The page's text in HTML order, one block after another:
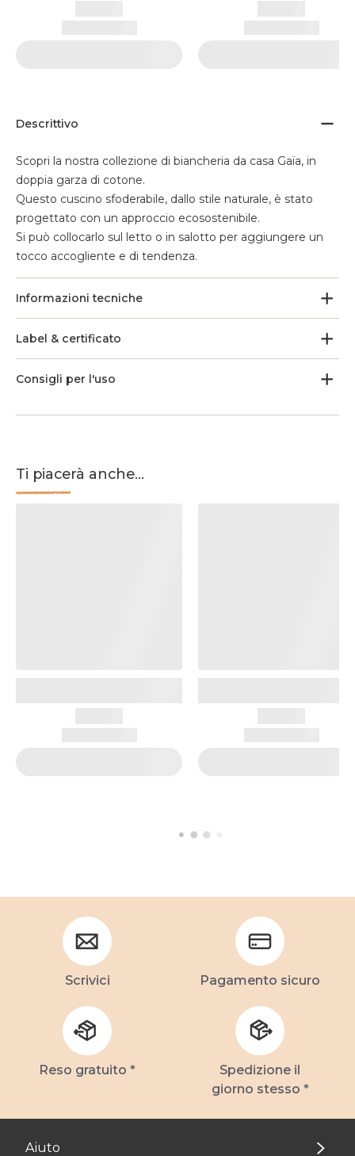
Descrittivo
Scopri la nostra collezione di biancheria da casa Gaïa, in
doppia garza di cotone.
Questo cuscino sfoderabile, dallo stile naturale, è stato
progettato con un approccio ecosostenibile.
Si può collocarlo sul letto o in salotto per aggiungere un
tocco accogliente e di tendenza.
Informazioni tecniche
Label & certificato
Consigli per l'uso
Ti piacerà anche...
Scrivici Pagamento sicuro
Reso gratuito *
Spedizione il
giorno stesso *
Aiuto